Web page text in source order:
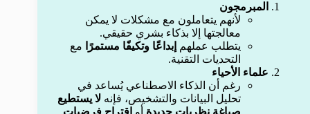
المبرمجون
لأنهم يتعاملون مع مشكلات لا يمكن
معالجتها إلا بذكاء بشري حقيقي.
يتطلب عملهم إبداعًا وتكيفًا مستمرًا
مع
التحديات التقنية.
علماء الأحياء
رغم أن الذكاء الاصطناعي يُساعد في
تحليل البيانات والتشخيص، فإنه لا يستطيع